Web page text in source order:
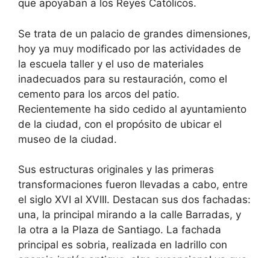
que apoyaban a los Reyes Católicos.
Se trata de un palacio de grandes dimensiones,
hoy ya muy modificado por las actividades de
la escuela taller y el uso de materiales
inadecuados para su restauración, como el
cemento para los arcos del patio.
Recientemente ha sido cedido al ayuntamiento
de la ciudad, con el propósito de ubicar el
museo de la ciudad.
Sus estructuras originales y las primeras
transformaciones fueron llevadas a cabo, entre
el siglo XVI al XVIII. Destacan sus dos fachadas:
una, la principal mirando a la calle Barradas, y
la otra a la Plaza de Santiago. La fachada
principal es sobria, realizada en ladrillo con